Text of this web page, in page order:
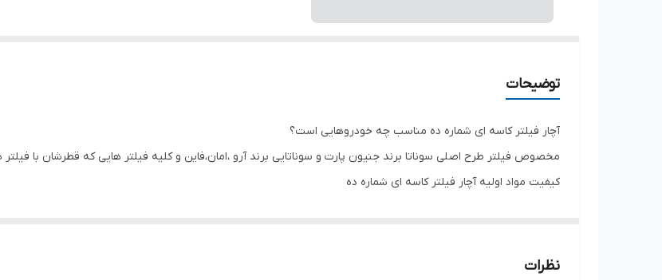
توضیحات
آچار فیلتر کاسه ای شماره ده مناسب چه خودروهایی است؟
مخصوص فیلتر طرح اصلی سوناتا برند جنیون پارت و سوناتایی برند آرو ،امان،فاین و کلیه فیلتر هایی که قطرشان با فیلتر
کیفیت مواد اولیه آچار فیلتر کاسه ای شماره ده
دسته بکس مناسب برای آچار فیلتر کاسه ای شماره ده
نظرات